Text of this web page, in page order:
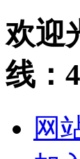
欢迎
线：
网